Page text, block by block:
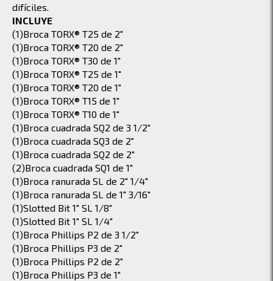
difíciles.
INCLUYE
(1)Broca TORX® T25 de 2"
(1)Broca TORX® T20 de 2"
(1)Broca TORX® T30 de 1"
(1)Broca TORX® T25 de 1"
(1)Broca TORX® T20 de 1"
(1)Broca TORX® T15 de 1"
(1)Broca TORX® T10 de 1"
(1)Broca cuadrada SQ2 de 3 1/2"
(1)Broca cuadrada SQ3 de 2"
(1)Broca cuadrada SQ2 de 2"
(2)Broca cuadrada SQ1 de 1"
(1)Broca ranurada SL de 2" 1/4"
(1)Broca ranurada SL de 1" 3/16"
(1)Slotted Bit 1" SL 1/8"
(1)Slotted Bit 1" SL 1/4"
(1)Broca Phillips P2 de 3 1/2"
(1)Broca Phillips P3 de 2"
(1)Broca Phillips P2 de 2"
(1)Broca Phillips P3 de 1"